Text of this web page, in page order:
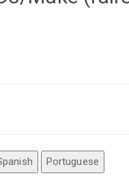
Portuguese